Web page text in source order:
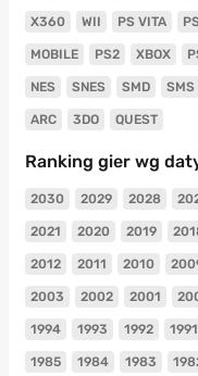
X360 WII PS VITA
MOBILE PS2 XBOX
NES SNES SMD SMS
ARC 3DO QUEST
Ranking gier wg
2030 2029 2028
2021 2020 2019
2012 2011 2010
2003 2002 2001
1994 1993 1992 1991
1985 1984 1983